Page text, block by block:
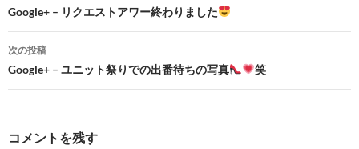
稿
ナ
ビ
ゲ
Google+ – リクエストアワー終わりました
次の投稿
Google+ – ユニット祭りでの出番待ちの写真 笑
コメントを残す